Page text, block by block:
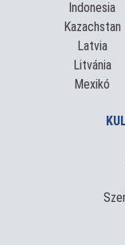
Indonesia
Kazachstan
Latvia
Litvánia
Mexikó